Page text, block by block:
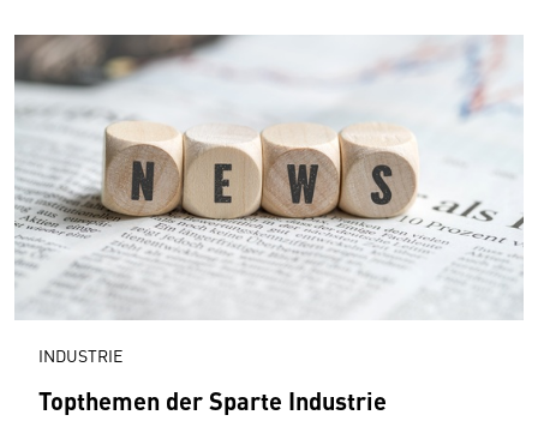
INDUSTRIE
Topthemen der Sparte Industrie